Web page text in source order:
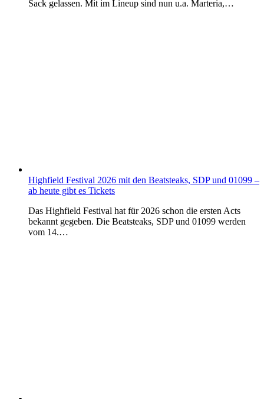
Sack gelassen. Mit im Lineup sind nun u.a. Marteria,…
Highfield Festival 2026 mit den Beatsteaks, SDP und 01099 –
ab heute gibt es Tickets
Das Highfield Festival hat für 2026 schon die ersten Acts
bekannt gegeben. Die Beatsteaks, SDP und 01099 werden
vom 14.…